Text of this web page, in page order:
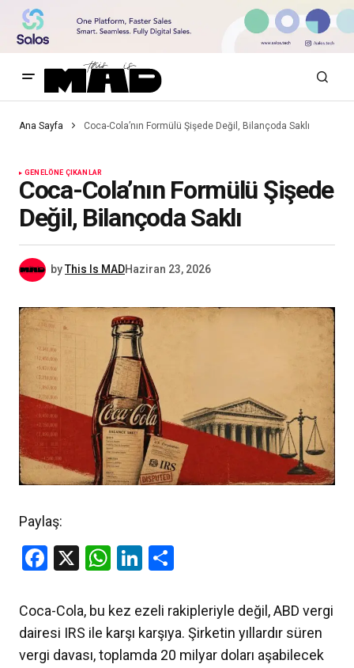
Ana Sayfa Coca-Cola’nın Formülü Şişede Değil, Bilançoda Saklı
GENELÖNE ÇIKANLAR
Coca-Cola’nın Formülü Şişede
Değil, Bilançoda Saklı
byThis Is MADHaziran 23, 2026
Paylaş:
Facebook
X WhatsApp
LinkedIn
Coca-Cola, bu kez ezeli rakipleriyle değil, ABD vergi
dairesi IRS ile karşı karşıya. Şirketin yıllardır süren
vergi davası, toplamda 20 milyar doları aşabilecek